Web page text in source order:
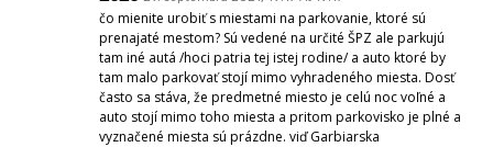
čo mienite urobiť s miestami na parkovanie, ktoré sú
prenajaté mestom? Sú vedené na určité ŠPZ ale parkujú
tam iné autá /hoci patria tej istej rodine/ a auto ktoré by
tam malo parkovať stojí mimo vyhradeného miesta. Dosť
často sa stáva, že predmetné miesto je celú noc voľné a
auto stojí mimo toho miesta a pritom parkovisko je plné a
vyznačené miesta sú prázdne. viď Garbiarska